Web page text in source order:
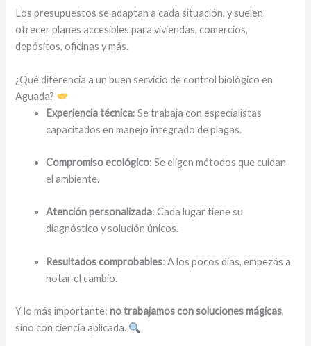
Los presupuestos se adaptan a cada situación, y suelen
ofrecer planes accesibles para viviendas, comercios,
depósitos, oficinas y más.
¿Qué diferencia a un buen servicio de control biológico en
Aguada?
Experiencia técnica: Se trabaja con especialistas
capacitados en manejo integrado de plagas.
Compromiso ecológico: Se eligen métodos que cuidan
el ambiente.
Atención personalizada: Cada lugar tiene su
diagnóstico y solución únicos.
Resultados comprobables: A los pocos días, empezás a
notar el cambio.
Y lo más importante:no trabajamos con soluciones mágicas,
sino con ciencia aplicada.